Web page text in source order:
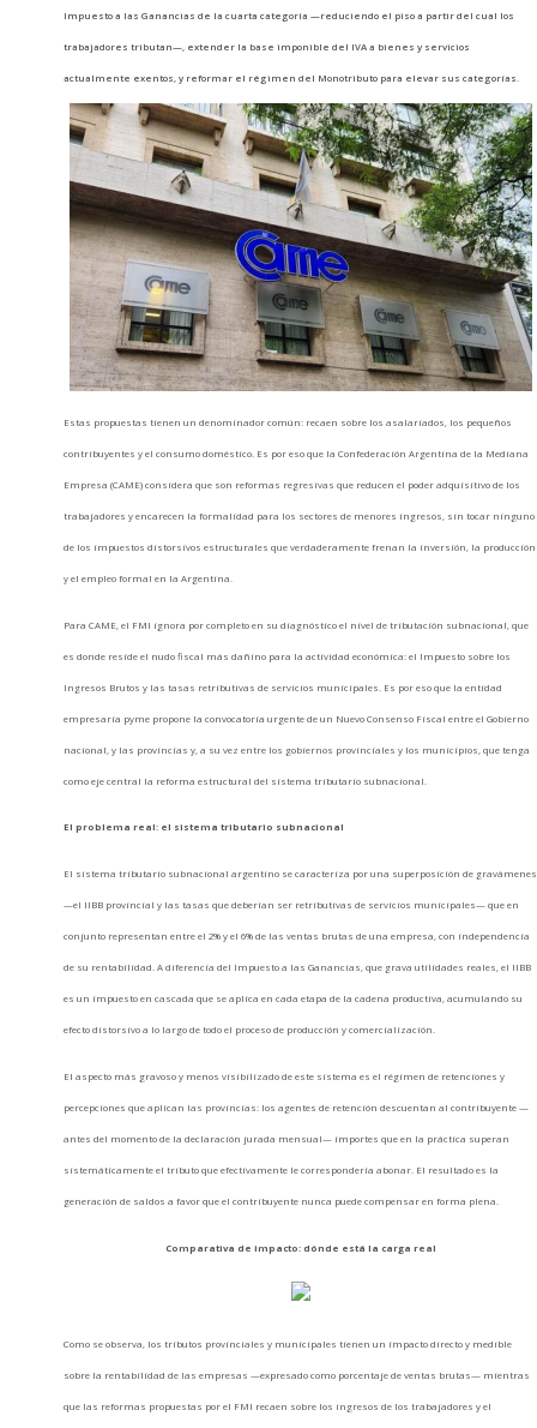
Impuesto a las Ganancias de la cuarta categoría —reduciendo el piso a partir del cual los
trabajadores tributan—, extender la base imponible del IVA a bienes y servicios
actualmente exentos, y reformar el régimen del Monotributo para elevar sus categorías.
Estas propuestas tienen un denominador común: recaen sobre los asalariados, los pequeños
contribuyentes y el consumo doméstico. Es por eso que la Confederación Argentina de la Mediana
Empresa (CAME) considera que son reformas regresivas que reducen el poder adquisitivo de los
trabajadores y encarecen la formalidad para los sectores de menores ingresos, sin tocar ninguno
de los impuestos distorsivos estructurales que verdaderamente frenan la inversión, la producción
y el empleo formal en la Argentina.
Para CAME, el FMI ignora por completo en su diagnóstico el nivel de tributación subnacional, que
es donde reside el nudo fiscal más dañino para la actividad económica: el Impuesto sobre los
Ingresos Brutos y las tasas retributivas de servicios municipales. Es por eso que la entidad
empresaria pyme propone la convocatoria urgente de un Nuevo Consenso Fiscal entre el Gobierno
nacional, y las provincias y, a su vez entre los gobiernos provinciales y los municipios, que tenga
como eje central la reforma estructural del sistema tributario subnacional.
El problema real: el sistema tributario subnacional
El sistema tributario subnacional argentino se caracteriza por una superposición de gravámenes
—el IIBB provincial y las tasas que deberían ser retributivas de servicios municipales— que en
conjunto representan entre el 2% y el 6% de las ventas brutas de una empresa, con independencia
de su rentabilidad. A diferencia del Impuesto a las Ganancias, que grava utilidades reales, el IIBB
es un impuesto en cascada que se aplica en cada etapa de la cadena productiva, acumulando su
efecto distorsivo a lo largo de todo el proceso de producción y comercialización.
El aspecto más gravoso y menos visibilizado de este sistema es el régimen de retenciones y
percepciones que aplican las provincias: los agentes de retención descuentan al contribuyente —
antes del momento de la declaración jurada mensual— importes que en la práctica superan
sistemáticamente el tributo que efectivamente le correspondería abonar. El resultado es la
generación de saldos a favor que el contribuyente nunca puede compensar en forma plena.
Comparativa de impacto: dónde está la carga real
Como se observa, los tributos provinciales y municipales tienen un impacto directo y medible
sobre la rentabilidad de las empresas —expresado como porcentaje de ventas brutas— mientras
que las reformas propuestas por el FMI recaen sobre los ingresos de los trabajadores y el